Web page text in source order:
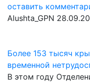
оставить
Alushta_GPN
Более 153 тысяч
временной
В этом году